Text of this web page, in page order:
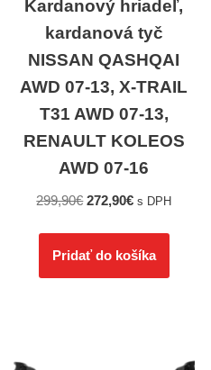
Kardanový hriadeľ,
kardanová tyč
NISSAN QASHQAI
AWD 07-13, X-TRAIL
T31 AWD 07-13,
RENAULT KOLEOS
AWD 07-16
299,90€ 272,90€ s DPH
Pridať do košíka